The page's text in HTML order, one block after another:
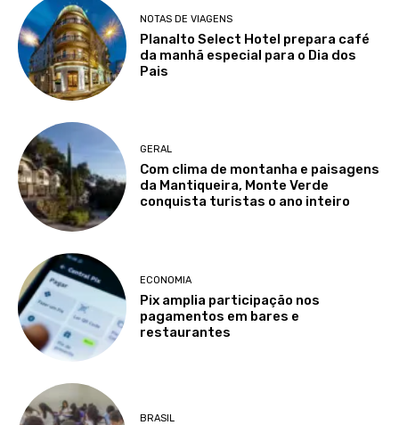
NOTAS DE VIAGENS
Planalto Select Hotel prepara café
da manhã especial para o Dia dos
Pais
GERAL
Com clima de montanha e paisagens
da Mantiqueira, Monte Verde
conquista turistas o ano inteiro
ECONOMIA
Pix amplia participação nos
pagamentos em bares e
restaurantes
BRASIL